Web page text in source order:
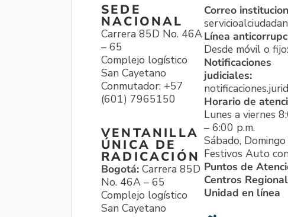
SEDE
NACIONAL
Carrera 85D No. 46A
– 65
Complejo logístico
San Cayetano
Conmutador: +57
(601) 7965150
VENTANILLA
ÚNICA DE
RADICACIÓN
Bogotá: Carrera 85D
No. 46A – 65
Complejo logístico
San Cayetano
Correo
Línea
Desde móvil o
Notificaciones
judiciales:
Horario de
Lunes a viernes
– 6:00 p.m.
Sábado,
Festivos Auto
Puntos de
Centros
Unidad en línea